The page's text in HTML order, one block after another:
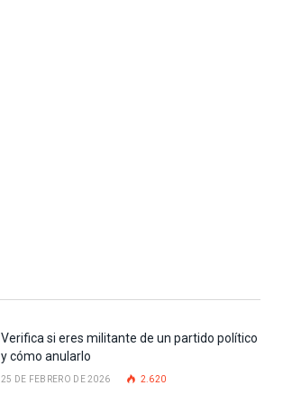
Verifica si eres militante de un partido político
y cómo anularlo
25 DE FEBRERO DE 2026 2.620